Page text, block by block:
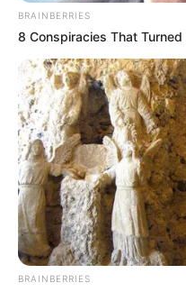
TEMAS
EMERGENCIAS
FUERTES LLUVIAS
LIGA BETPLAY
CORTES DE LUZ
FENÓMENO DEL
BRAINBERRIES
8 Conspiracies That Turned
BRAINBERRIES